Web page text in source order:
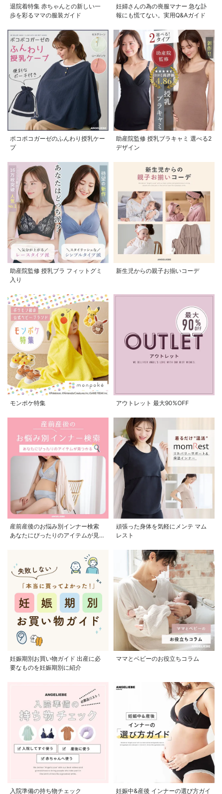
退院着特集 赤ちゃんとの新しい一
歩を彩るママの服装ガイド
妊婦さんの為の喪服マナー 急な訃
報にも慌てない。実用Q&Aガイド
ポコポコガーゼのふんわり授乳ケー
プ
助産院監修 授乳ブラキャミ 選べる2
デザイン
助産院監修 授乳ブラ フィットグミ
入り
新生児からの親子お揃いコーデ
モンポケ特集 アウトレット 最大90%OFF
産前産後のお悩み別インナー検索
あなたにぴったりのアイテムが見つ
頑張った身体を気軽にメンテ マム
レスト
妊娠期別お買い物ガイド 出産に必
要なものを妊娠期別に紹介
ママとベビーのお役立ちコラム
入院準備の持ち物チェック 妊娠中&産後 インナーの選び方ガイ